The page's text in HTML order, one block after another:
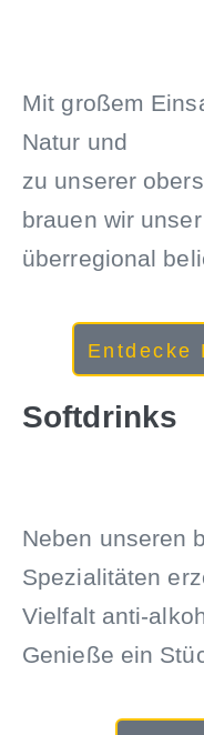
Mit großem
Natur und
zu unserer
brauen wir
überregional
Entdecke
Softdrinks
Neben unseren
Spezialitäten
Vielfalt anti-
Genieße ein